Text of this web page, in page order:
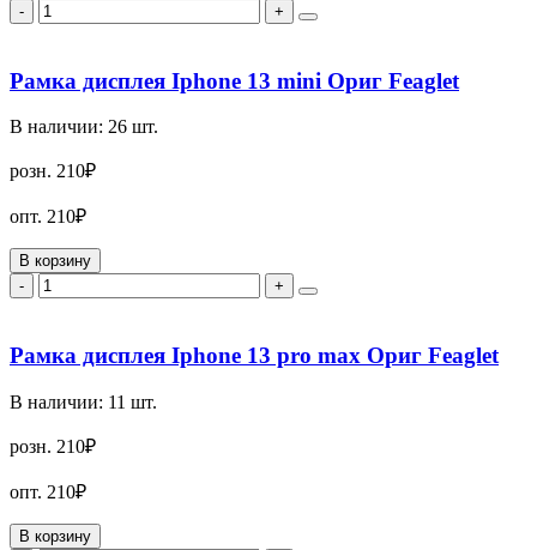
-
+
Рамка дисплея Iphone 13 mini Ориг Feaglet
В наличии: 26 шт.
розн. 210₽
опт. 210₽
В корзину
-
+
Рамка дисплея Iphone 13 pro max Ориг Feaglet
В наличии: 11 шт.
розн. 210₽
опт. 210₽
В корзину